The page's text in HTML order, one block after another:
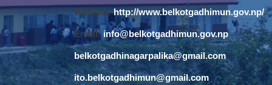
Website:http://www.belkotgadhimun.gov.np/
Email: info@belkotgadhimun.gov.np
belkotgadhinagarpalika@gmail.com
ito.belkotgadhimun@gmail.com